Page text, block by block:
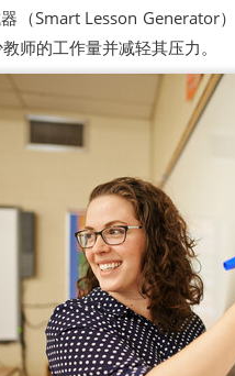
（Smart Lesson Generator
师的工作量并减轻其压力。